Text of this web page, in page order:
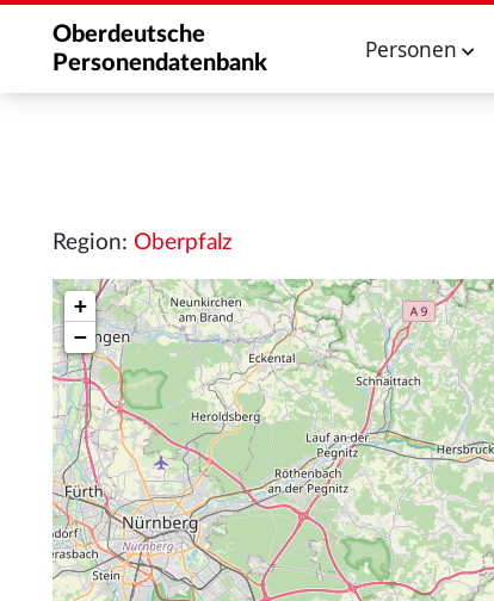
Oberdeutsche
Personendatenbank
Personen
Region: Oberpfalz
+
−